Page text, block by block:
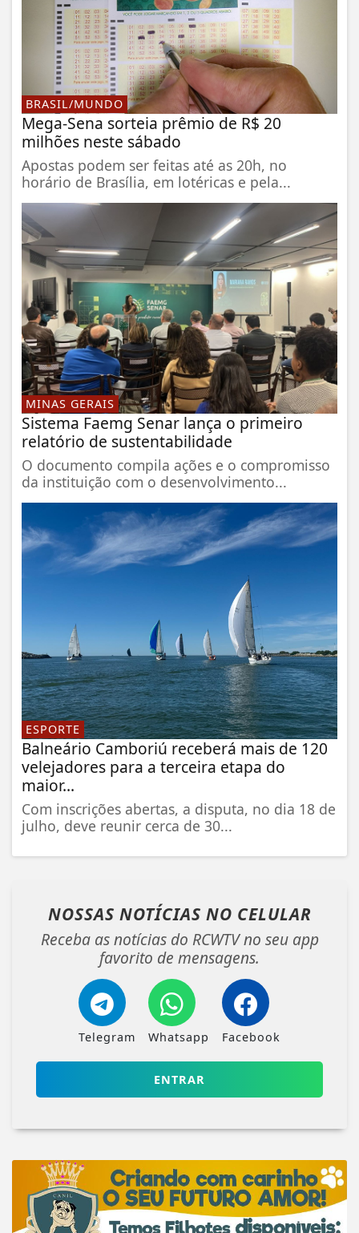
BRASIL/MUNDO
Mega-Sena sorteia prêmio de R$ 20
milhões neste sábado
Apostas podem ser feitas até as 20h, no
horário de Brasília, em lotéricas e pela...
MINAS GERAIS
Sistema Faemg Senar lança o primeiro
relatório de sustentabilidade
O documento compila ações e o compromisso
da instituição com o desenvolvimento...
ESPORTE
Balneário Camboriú receberá mais de 120
velejadores para a terceira etapa do
maior...
Com inscrições abertas, a disputa, no dia 18 de
julho, deve reunir cerca de 30...
NOSSAS NOTÍCIAS NO CELULAR
Receba as notícias do RCWTV no seu app
favorito de mensagens.
Telegram Whatsapp Facebook
ENTRAR